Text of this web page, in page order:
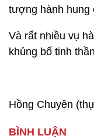
tượng hành hung
Và rất nhiều vụ
khủng bố tinh
Hồng Chuyên